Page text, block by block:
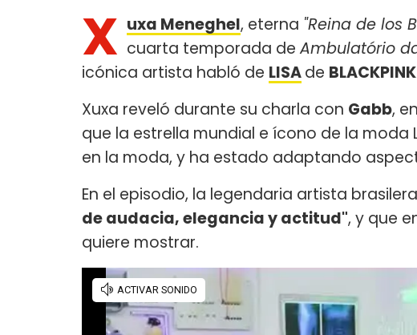
X uxa Meneghel, eterna "Reina de los
cuarta temporada deAmbulatório
icónica artista habló de LISAde BLACKPINK
Xuxa reveló durante su charla con Gabb,
que la estrella mundial e ícono de la moda
en la moda, y ha estado adaptando
En el episodio, la legendaria artista
de audacia, elegancia y actitud", y que
quiere mostrar.